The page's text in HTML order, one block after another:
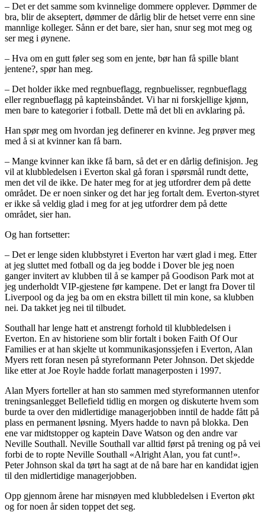
– Det er det samme som kvinnelige dommere opplever. Dømmer de
bra, blir de akseptert, dømmer de dårlig blir de hetset verre enn sine
mannlige kolleger. Sånn er det bare, sier han, snur seg mot meg og
ser meg i øynene.
– Hva om en gutt føler seg som en jente, bør han få spille blant
jentene?, spør han meg.
– Det holder ikke med regnbueflagg, regnbuelisser, regnbueflagg
eller regnbueflagg på kapteinsbåndet. Vi har ni forskjellige kjønn,
men bare to kategorier i fotball. Dette må det bli en avklaring på.
Han spør meg om hvordan jeg definerer en kvinne. Jeg prøver meg
med å si at kvinner kan få barn.
– Mange kvinner kan ikke få barn, så det er en dårlig definisjon. Jeg
vil at klubbledelsen i Everton skal gå foran i spørsmål rundt dette,
men det vil de ikke. De hater meg for at jeg utfordrer dem på dette
området. De er noen sinker og det har jeg fortalt dem. Everton-styret
er ikke så veldig glad i meg for at jeg utfordrer dem på dette
området, sier han.
Og han fortsetter:
– Det er lenge siden klubbstyret i Everton har vært glad i meg. Etter
at jeg sluttet med fotball og da jeg bodde i Dover ble jeg noen
ganger invitert av klubben til å se kamper på Goodison Park mot at
jeg underholdt VIP-gjestene før kampene. Det er langt fra Dover til
Liverpool og da jeg ba om en ekstra billett til min kone, sa klubben
nei. Da takket jeg nei til tilbudet.
Southall har lenge hatt et anstrengt forhold til klubbledelsen i
Everton. En av historiene som blir fortalt i boken Faith Of Our
Families er at han skjelte ut kommunikasjonssjefen i Everton, Alan
Myers rett foran nesen på styreformann Peter Johnson. Det skjedde
like etter at Joe Royle hadde forlatt managerposten i 1997.
Alan Myers forteller at han sto sammen med styreformannen utenfor
treningsanlegget Bellefield tidlig en morgen og diskuterte hvem som
burde ta over den midlertidige managerjobben inntil de hadde fått på
plass en permanent løsning. Myers hadde to navn på blokka. Den
ene var midtstopper og kaptein Dave Watson og den andre var
Neville Southall. Neville Southall var alltid først på trening og på vei
forbi de to ropte Neville Southall «Alright Alan, you fat cunt!».
Peter Johnson skal da tørt ha sagt at de nå bare har en kandidat igjen
til den midlertidige managerjobben.
Opp gjennom årene har misnøyen med klubbledelsen i Everton økt
og for noen år siden toppet det seg.